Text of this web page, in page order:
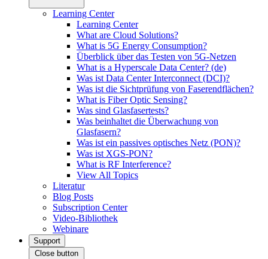
Learning Center
Learning Center
What are Cloud Solutions?
What is 5G Energy Consumption?
Überblick über das Testen von 5G-Netzen
What is a Hyperscale Data Center? (de)
Was ist Data Center Interconnect (DCI)?
Was ist die Sichtprüfung von Faserendflächen?
What is Fiber Optic Sensing?
Was sind Glasfasertests?
Was beinhaltet die Überwachung von
Glasfasern?
Was ist ein passives optisches Netz (PON)?
Was ist XGS-PON?
What is RF Interference?
View All Topics
Literatur
Blog Posts
Subscription Center
Video-Bibliothek
Webinare
Support
Close button